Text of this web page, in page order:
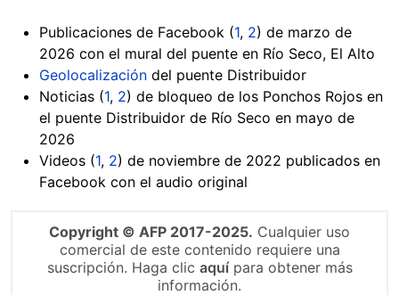
Publicaciones de Facebook (1, 2) de marzo de
2026 con el mural del puente en Río Seco, El Alto
Geolocalización del puente Distribuidor
Noticias (1, 2) de bloqueo de los Ponchos Rojos en
el puente Distribuidor de Río Seco en mayo de
2026
Videos (1, 2) de noviembre de 2022 publicados en
Facebook con el audio original
Copyright © AFP 2017-2025. Cualquier uso
comercial de este contenido requiere una
suscripción. Haga clic aquípara obtener más
información.